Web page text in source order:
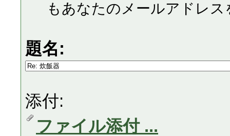
もあなたのメールアドレ
題名:
添付:
ファイル添付 ...